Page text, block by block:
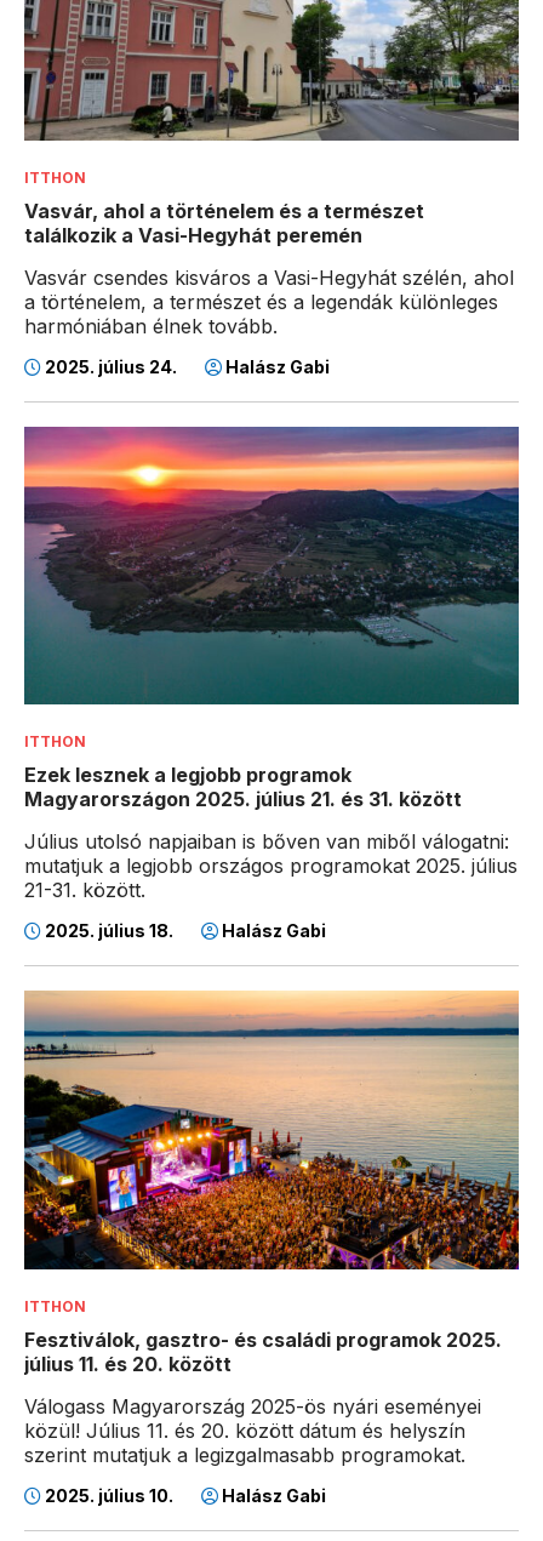
ITTHON
Vasvár, ahol a történelem és a természet
találkozik a Vasi-Hegyhát peremén
Vasvár csendes kisváros a Vasi-Hegyhát szélén, ahol
a történelem, a természet és a legendák különleges
harmóniában élnek tovább.
2025. július 24. Halász Gabi
ITTHON
Ezek lesznek a legjobb programok
Magyarországon 2025. július 21. és 31. között
Július utolsó napjaiban is bőven van miből válogatni:
mutatjuk a legjobb országos programokat 2025. július
21-31. között.
2025. július 18. Halász Gabi
ITTHON
Fesztiválok, gasztro- és családi programok 2025.
július 11. és 20. között
Válogass Magyarország 2025-ös nyári eseményei
közül! Július 11. és 20. között dátum és helyszín
szerint mutatjuk a legizgalmasabb programokat.
2025. július 10. Halász Gabi